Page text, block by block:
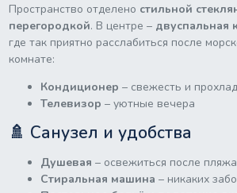
Пространство отделено стильной
перегородкой. В центре – двуспальная
где так приятно расслабиться после
комнате:
Кондиционер – свежесть и
Телевизор – уютные вечера
🚿 Санузел и удобства
Душевая – освежиться после пляжа
Стиральная машина – никаких